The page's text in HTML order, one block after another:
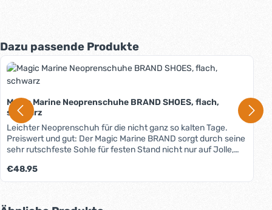
Produktgalerie überspringen
Dazu passende Produkte
Magic Marine Neoprenschuhe BRAND SHOES, flach,
schwarz
Leichter Neoprenschuh für die nicht ganz so kalten Tage.
Preiswert und gut: Der Magic Marine BRAND sorgt durch seine
sehr rutschfeste Sohle für festen Stand nicht nur auf Jolle,
Board ist er super geeignet. Die Sohle ist recht fest, sodass
sich der Druck beim Trapezsegeln gut verteilt. Und beim
und Ähnlichem. Das 3mm starke, kaschierte Neopren hat gute
Regulärer Preis:
€48.95